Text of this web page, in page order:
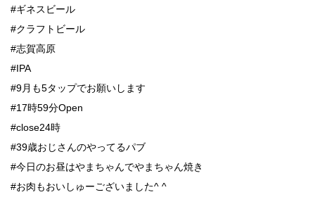
#ギネスビール
#クラフトビール
#志賀高原
#IPA
#9月も5タップでお願いします
#17時59分Open
#close24時
#39歳おじさんのやってるパブ
#今日のお昼はやまちゃんでやまちゃん焼き
#お肉もおいしゅーございました^ ^